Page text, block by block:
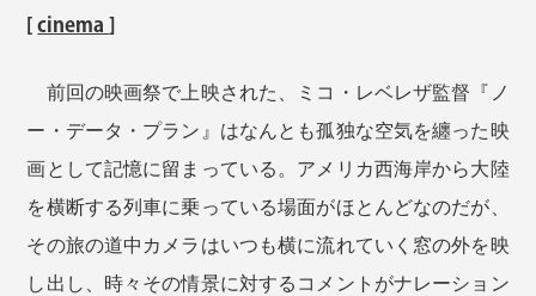
[cinema]
前回の映画祭で上映された、ミコ・レベレザ監督『ノ
ー・データ・プラン』はなんとも孤独な空気を纏った映
画として記憶に留まっている。アメリカ西海岸から大陸
を横断する列車に乗っている場面がほとんどなのだが、
その旅の道中カメラはいつも横に流れていく窓の外を映
し出し、時々その情景に対するコメントがナレーション